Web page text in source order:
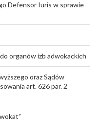
Defensor Iuris w sprawie
organów izb adwokackich
oraz Sądów
art. 626 par. 2